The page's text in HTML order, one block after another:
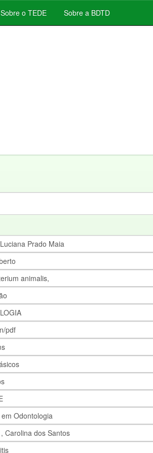
Sobre o TEDE Sobre a BDTD